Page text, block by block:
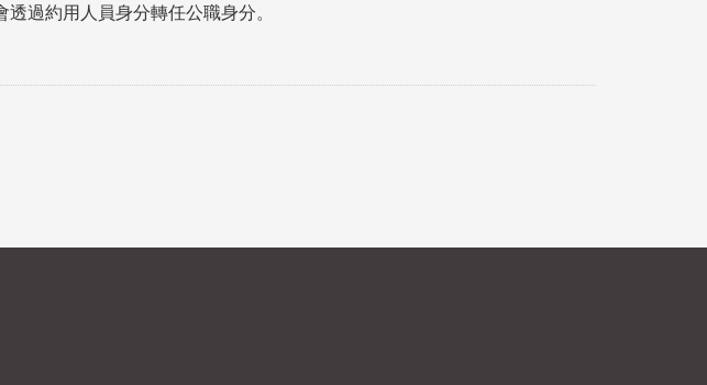
過約用人員身分轉任公職身分。